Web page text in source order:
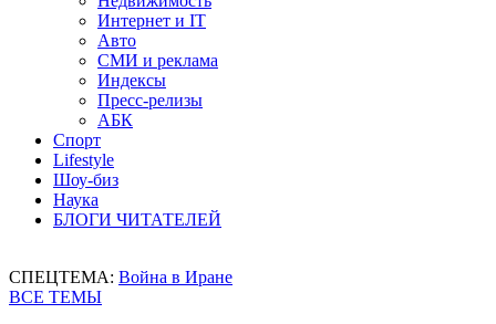
Интернет и IT
Авто
СМИ и реклама
Индексы
Пресс-релизы
АБК
Спорт
Lifestyle
Шоу-биз
Наука
БЛОГИ ЧИТАТЕЛЕЙ
СПЕЦТЕМА: Война в Иране
ВСЕ ТЕМЫ